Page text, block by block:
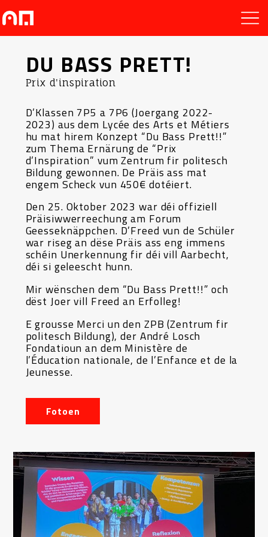
DU BASS PRETT!
Prix d'inspiration
D’Klassen 7P5 a 7P6 (Joergang 2022-
2023) aus dem Lycée des Arts et Métiers
hu mat hirem Konzept “Du Bass Prett!!”
zum Thema Ernärung de “Prix
d’Inspiration” vum Zentrum fir politesch
Bildung gewonnen. De Präis ass mat
engem Scheck vun 450€ dotéiert.
Den 25. Oktober 2023 war déi offiziell
Präisiwwerreechung am Forum
Geesseknäppchen. D’Freed vun de Schüler
war riseg an dëse Präis ass eng immens
schéin Unerkennung fir déi vill Aarbecht,
déi si geleescht hunn.
Mir wënschen dem “Du Bass Prett!!” och
dëst Joer vill Freed an Erfolleg!
E grousse Merci un den ZPB (Zentrum fir
politesch Bildung), der André Losch
Fondatioun an dem Ministère de
l’Éducation nationale, de l’Enfance et de la
Jeunesse.
Fotoen